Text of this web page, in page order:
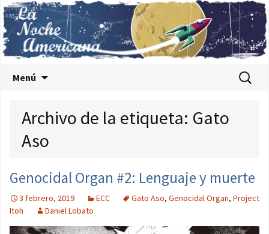
Menú Buscar:
Archivo de la etiqueta: Gato
Aso
Genocidal Organ #2: Lenguaje y muerte
3 febrero, 2019 ECC Gato Aso, Genocidal Organ, Project
Itoh
Daniel Lobato